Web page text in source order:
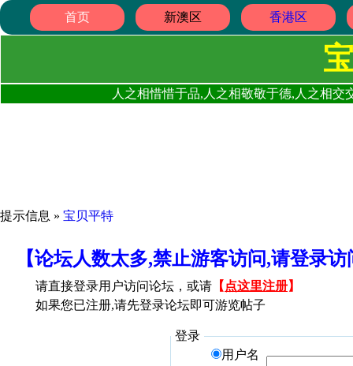
首页 新澳区 香港区
人之相惜惜于品,人之相敬敬于德,人之相
提示信息 » 宝贝平特
【论坛人数太多,禁止游客访问,请登录
请直接登录用户访问论坛，或请 【 点这里注册】
如果您已注册,请先登录论坛即可游览帖子
登录
用户名